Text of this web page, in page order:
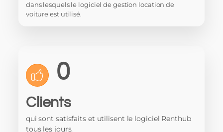
dans lesquels le logiciel de gestion location de
voiture est utilisé.
0
Clients
qui sont satisfaits et utilisent le logiciel Renthub
tous les jours.